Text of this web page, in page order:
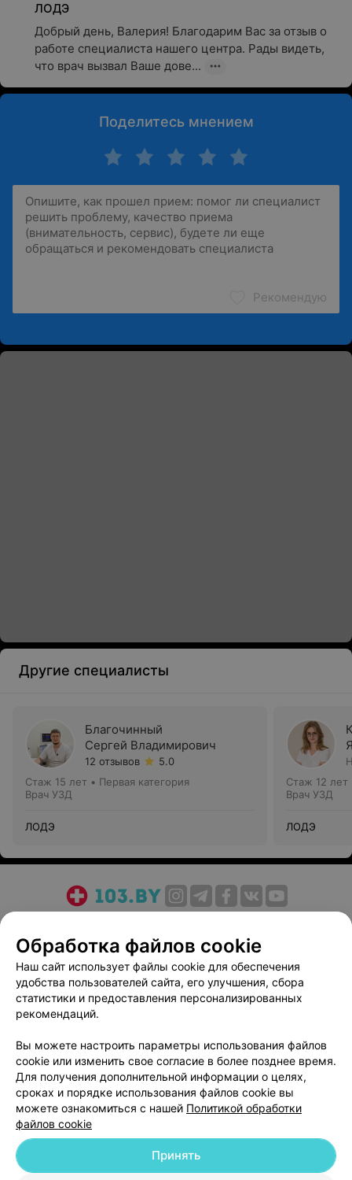
ЛОДЭ
Добрый день, Валерия! Благодарим Вас за отзыв о
работе специалиста нашего центра. Рады видеть,
что врач вызвал Ваше дове...
Поделитесь мнением
Рекомендую
Другие специалисты
Благочинный
Сергей Владимирович
12 отзывов
5.0
Стаж 15 лет • Первая категория
Врач УЗД
ЛОДЭ
Стаж 12 лет
Врач УЗД
ЛОДЭ
Медицинский маркетинг
Публичный договор
Пользовательское соглашение
Способы оплаты
Вакансии
Партнеры
Написать руководителю 103.by
Персональные настройки cookie
Обработка персональных данных
Обработка файлов cookie
Наш сайт использует файлы cookie для обеспечения
удобства пользователей сайта, его улучшения, сбора
статистики и предоставления персонализированных
рекомендаций.
Вы можете настроить параметры использования файлов
cookie или изменить свое согласие в более позднее время.
Для получения дополнительной информации о целях,
сроках и порядке использования файлов cookie вы
можете ознакомиться с нашей Политикой обработки
файлов cookie
Принять